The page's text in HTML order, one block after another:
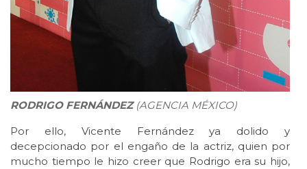
RODRIGO FERNÁNDEZ (AGENCIA MÉXICO)
Por ello, Vicente Fernández ya dolido y
decepcionado por el engaño de la actriz, quien por
mucho tiempo le hizo creer que Rodrigo era su hijo,